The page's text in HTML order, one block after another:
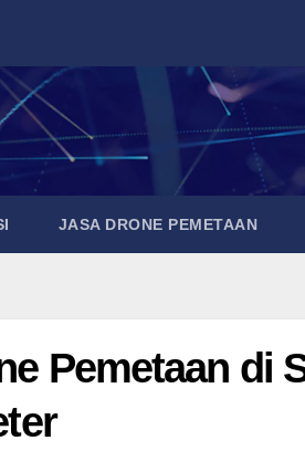
JASA DRONE PEMETAAN
Pemetaan di